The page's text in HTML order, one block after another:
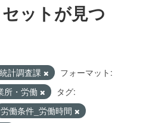
ットが見つ
計調査課
フォーマット:
所・労働
タグ:
労働条件_労働時間